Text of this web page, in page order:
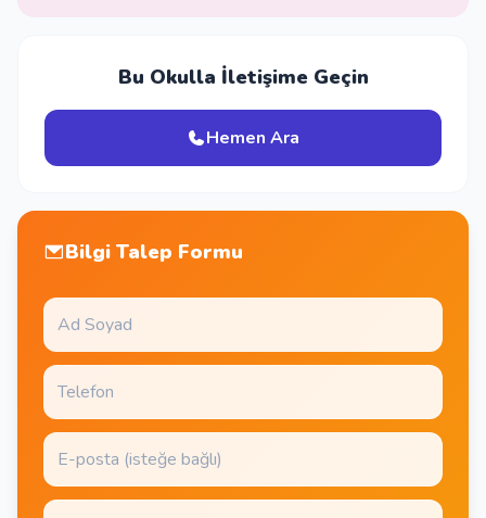
Bu Okulla İletişime Geçin
Hemen Ara
Bilgi Talep Formu